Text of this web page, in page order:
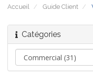
Accueil Guide Client
Catégories